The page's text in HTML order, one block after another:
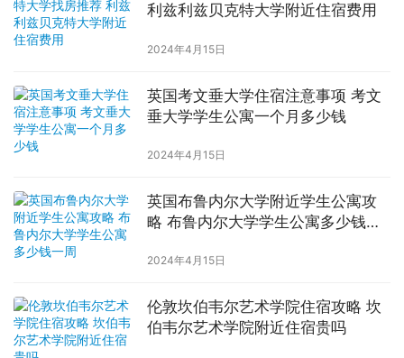
利兹利兹贝克特大学附近住宿费用
2024年4月15日
英国考文垂大学住宿注意事项 考文
垂大学学生公寓一个月多少钱
2024年4月15日
英国布鲁内尔大学附近学生公寓攻
略 布鲁内尔大学学生公寓多少钱一
2024年4月15日
伦敦坎伯韦尔艺术学院住宿攻略 坎
伯韦尔艺术学院附近住宿贵吗